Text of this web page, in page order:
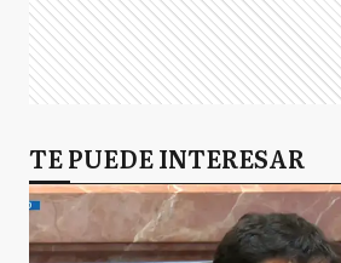
TE PUEDE INTERESAR